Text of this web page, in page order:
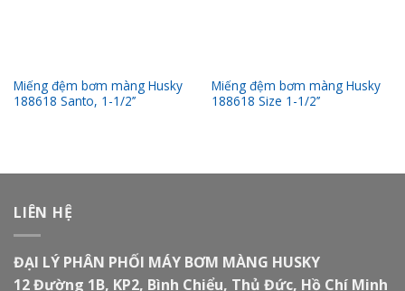
Miếng đệm bơm màng Husky
188618 Santo, 1-1/2’’
Miếng đệm bơm màng Husky
188618 Size 1-1/2’’
LIÊN HỆ
ĐẠI LÝ PHÂN PHỐI MÁY BƠM MÀNG HUSKY
12 Đường 1B, KP2, Bình Chiểu, Thủ Đức, Hồ Chí Minh